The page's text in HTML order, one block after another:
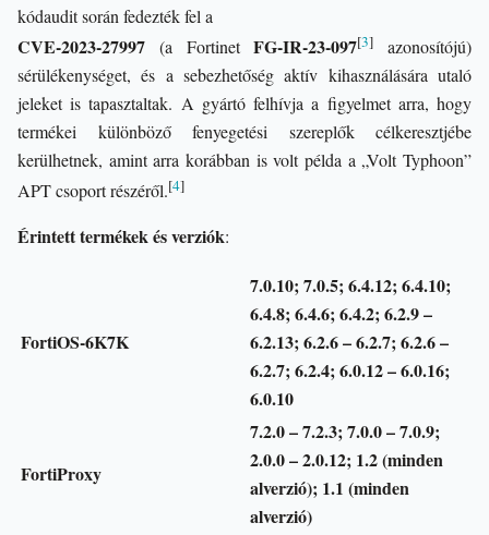
kódaudit során fedezték fel a
CVE-2023-27997 (a FortinetFG-IR-23-097[3] azonosítójú)
sérülékenységet, és a sebezhetőség aktív kihasználására utaló
jeleket is tapasztaltak. A gyártó felhívja a figyelmet arra, hogy
termékei különböző fenyegetési szereplők célkeresztjébe
kerülhetnek, amint arra korábban is volt példa a „Volt Typhoon”
APT csoport részéről.[4]
Érintett termékek és verziók:
FortiOS-6K7K
7.0.10; 7.0.5; 6.4.12; 6.4.10;
6.4.8; 6.4.6; 6.4.2; 6.2.9 –
6.2.13; 6.2.6 – 6.2.7; 6.2.6 –
6.2.7; 6.2.4; 6.0.12 – 6.0.16;
6.0.10
FortiProxy
7.2.0 – 7.2.3; 7.0.0 – 7.0.9;
2.0.0 – 2.0.12; 1.2 (minden
alverzió); 1.1 (minden
alverzió)